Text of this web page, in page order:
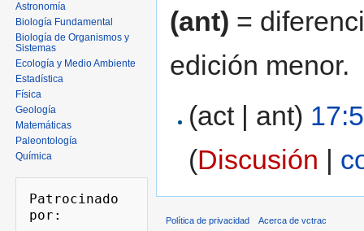
(ant) =
edición menor.
(act | ant)
(Discusión |
Astronomía
Biología Fundamental
Biología de Organismos y
Sistemas
Ecología y Medio Ambiente
Estadística
Física
Geología
Matemáticas
Paleontología
Química
Patrocinado
Política de privacidad Acerca de vctrac